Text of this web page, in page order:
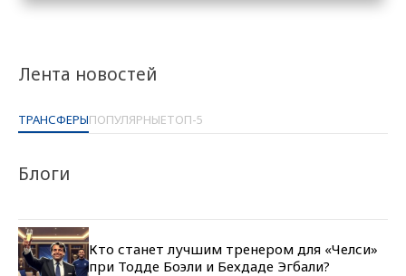
Лента новостей
ТРАНСФЕРЫПОПУЛЯРНЫЕТОП-5
Блоги
Кто станет лучшим тренером для «Челси»
при Тодде Боэли и Бехдаде Эгбали?